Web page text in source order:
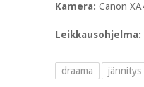
Kamera: Canon
Leikkausohjelma:
draama jännitys